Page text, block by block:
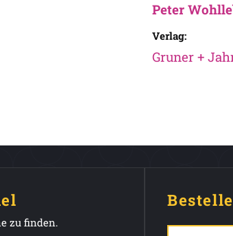
Peter
Verlag:
Gruner +
zu finden.